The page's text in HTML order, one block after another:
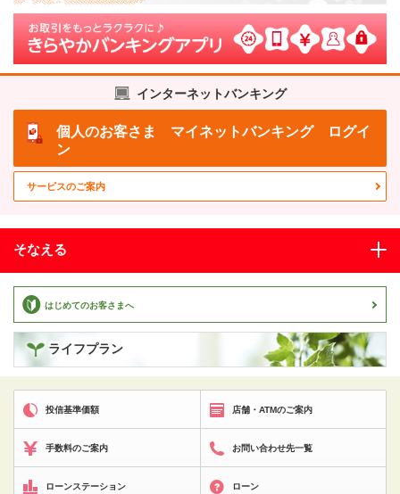
インターネットバンキング
個人のお客さま マイネットバンキング ログイ
ン
サービスのご案内
そなえる
はじめてのお客さまへ
ライフプラン
投信基準価額 店舗・ATMのご案内
手数料のご案内 お問い合わせ先一覧
ローンステーション
ローン